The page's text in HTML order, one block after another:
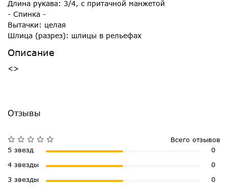
Длина рукава: 3/4, с притачной манжетой
- Спинка -
Вытачки: целая
Шлица (разрез): шлицы в рельефах
Описание
<>
Отзывы
Всего отзывов
5 звезд
0
4 звезды
0
3 звезды
0